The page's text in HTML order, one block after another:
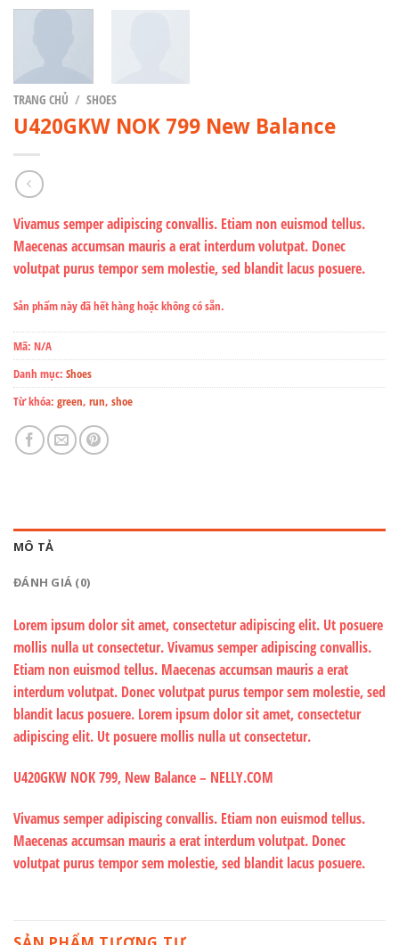
TRANG CHỦ / SHOES
U420GKW NOK 799 New Balance
Vivamus semper adipiscing convallis. Etiam non euismod tellus.
Maecenas accumsan mauris a erat interdum volutpat. Donec
volutpat purus tempor sem molestie, sed blandit lacus posuere.
Sản phẩm này đã hết hàng hoặc không có sẵn.
Mã: N/A
Danh mục: Shoes
Từ khóa: green, run, shoe
MÔ TẢ
ĐÁNH GIÁ (0)
Lorem ipsum dolor sit amet, consectetur adipiscing elit. Ut posuere
mollis nulla ut consectetur. Vivamus semper adipiscing convallis.
Etiam non euismod tellus. Maecenas accumsan mauris a erat
interdum volutpat. Donec volutpat purus tempor sem molestie, sed
blandit lacus posuere. Lorem ipsum dolor sit amet, consectetur
adipiscing elit. Ut posuere mollis nulla ut consectetur.
U420GKW NOK 799, New Balance – NELLY.COM
Vivamus semper adipiscing convallis. Etiam non euismod tellus.
Maecenas accumsan mauris a erat interdum volutpat. Donec
volutpat purus tempor sem molestie, sed blandit lacus posuere.